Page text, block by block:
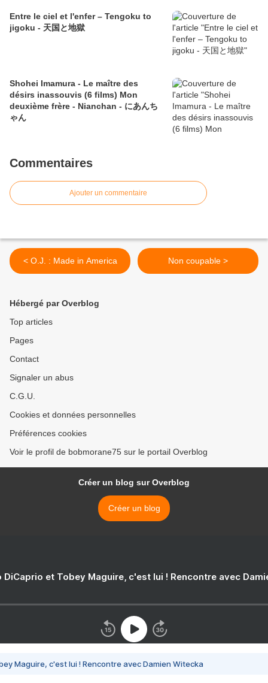
Entre le ciel et l'enfer – Tengoku to
jigoku - 天国と地獄
Shohei Imamura - Le maître des
désirs inassouvis (6 films) Mon
deuxième frère - Nianchan - にあんち
ゃん
Commentaires
Ajouter un commentaire
< O.J. : Made in America Non coupable >
Hébergé par Overblog
Top articles
Pages
Contact
Signaler un abus
C.G.U.
Cookies et données personnelles
Préférences cookies
Voir le profil de bobmorane75 sur le portail Overblog
Créer un blog sur Overblog
Créer un blog
DiCaprio et Tobey Maguire, c'est lui ! Rencontre avec
Maguire, c'est lui ! Rencontre avec Damien Witecka